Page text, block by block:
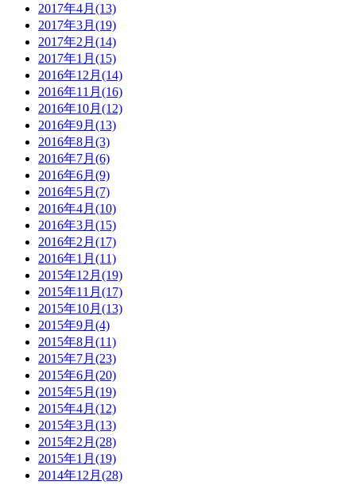
2017年4月(13)
2017年3月(19)
2017年2月(14)
2017年1月(15)
2016年12月(14)
2016年11月(16)
2016年10月(12)
2016年9月(13)
2016年8月(3)
2016年7月(6)
2016年6月(9)
2016年5月(7)
2016年4月(10)
2016年3月(15)
2016年2月(17)
2016年1月(11)
2015年12月(19)
2015年11月(17)
2015年10月(13)
2015年9月(4)
2015年8月(11)
2015年7月(23)
2015年6月(20)
2015年5月(19)
2015年4月(12)
2015年3月(13)
2015年2月(28)
2015年1月(19)
2014年12月(28)